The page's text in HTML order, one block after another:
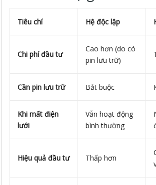
Tiêu chí Hệ độc lập
Chi phí đầu tư
Cao hơn (do có
pin lưu trữ)
Cần pin lưu trữ Bắt buộc
Khi mất điện
lưới
Vẫn hoạt động
bình thường
Hiệu quả đầu tư Thấp hơn